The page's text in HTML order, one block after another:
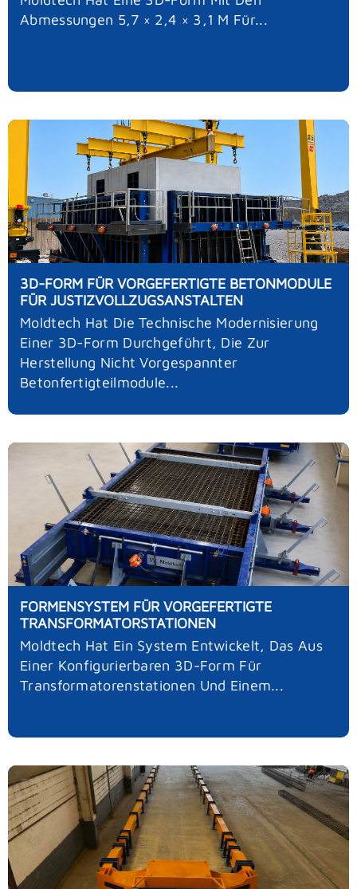
Abmessungen 5,7 × 2,4 × 3,1 M Für...
3D-FORM FÜR VORGEFERTIGTE BETONMODULE
FÜR JUSTIZVOLLZUGSANSTALTEN
Moldtech Hat Die Technische Modernisierung
Einer 3D-Form Durchgeführt, Die Zur
Herstellung Nicht Vorgespannter
Betonfertigteilmodule...
FORMENSYSTEM FÜR VORGEFERTIGTE
TRANSFORMATORSTATIONEN
Moldtech Hat Ein System Entwickelt, Das Aus
Einer Konfigurierbaren 3D-Form Für
Transformatorenstationen Und Einem...